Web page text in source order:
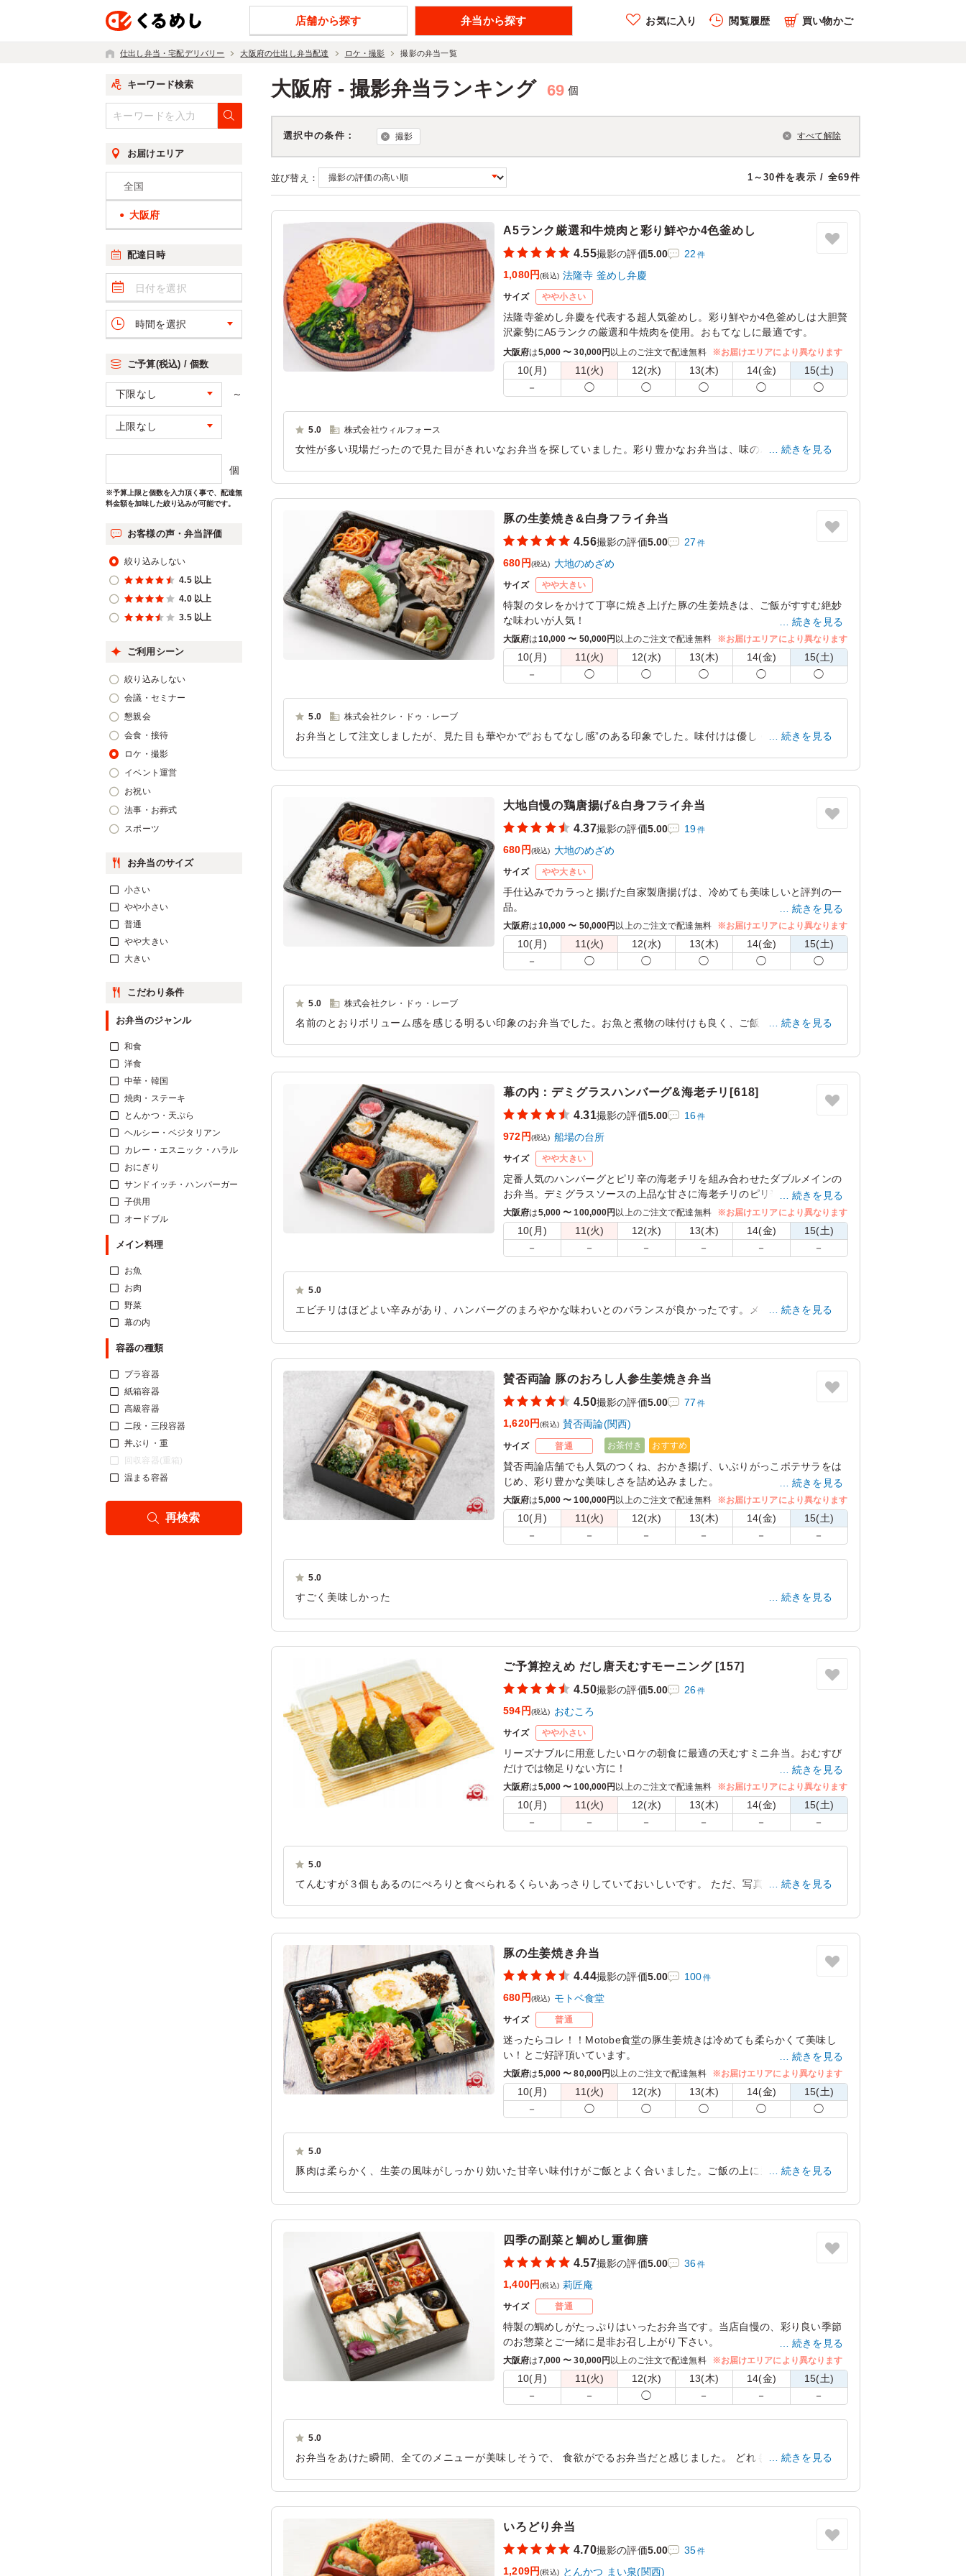
店舗から探す 弁当から探す お気に入り 閲覧履歴 買い物かご
仕出し弁当・宅配デリバリー 大阪府の仕出し弁当配達 ロケ・撮影 撮影の弁当一覧
大阪府 - 撮影弁当ランキング 69 個
選択中の条件： 撮影 すべて解除
並び替え： 1～30件を表示 / 全69件
A5ランク厳選和牛焼肉と彩り鮮やか4色釜めし
4.55撮影の評価5.00 22 件
1,080円(税込) 法隆寺 釜めし弁慶
サイズ やや小さい
法隆寺釜めし弁慶を代表する超人気釜めし。彩り鮮やか4色釜めしは大胆贅
沢豪勢にA5ランクの厳選和牛焼肉を使用。おもてなしに最適です。
大阪府は5,000 〜 30,000円 以上のご注文で配達無料 ※お届けエリアにより異なります
10(月) 11(火) 12(水) 13(木) 14(金) 15(土)
－ ◯ ◯ ◯ ◯ ◯
5.0 株式会社ウィルフォース
女性が多い現場だったので見た目がきれいなお弁当を探していました。彩り豊かなお弁当は、味のバランスが絶妙
後まで美味しくいただけました。
続きを見る
豚の生姜焼き&白身フライ弁当
4.56撮影の評価5.00 27 件
680円(税込) 大地のめざめ
サイズ やや大きい
特製のタレをかけて丁寧に焼き上げた豚の生姜焼きは、ご飯がすすむ絶妙
な味わいが人気！
ちょこっと揚げ物も楽しめる、大地のめざめならではのお弁当です。
続きを見る
大阪府は10,000 〜 50,000円 以上のご注文で配達無料 ※お届けエリアにより異なります
10(月) 11(火) 12(水) 13(木) 14(金) 15(土)
－ ◯ ◯ ◯ ◯ ◯
5.0 株式会社クレ・ドゥ・レーブ
お弁当として注文しましたが、見た目も華やかで“おもてなし感”のある印象でした。味付けは優しく、冷めてもお
続きを見る
大地自慢の鶏唐揚げ&白身フライ弁当
4.37撮影の評価5.00 19件
680円(税込) 大地のめざめ
サイズ やや大きい
手仕込みでカラっと揚げた自家製唐揚げは、冷めても美味しいと評判の一
品。
たっぷりの手作りおかずとご飯をお楽しみ下さい。
続きを見る
大阪府は10,000 〜 50,000円 以上のご注文で配達無料 ※お届けエリアにより異なります
10(月) 11(火) 12(水) 13(木) 14(金) 15(土)
－ ◯ ◯ ◯ ◯ ◯
5.0 株式会社クレ・ドゥ・レーブ
名前のとおりボリューム感を感じる明るい印象のお弁当でした。お魚と煮物の味付けも良く、ご飯もふっくらして
続きを見る
幕の内：デミグラスハンバーグ&海老チリ[618]
4.31撮影の評価5.00 16件
972円(税込) 船場の台所
サイズ やや大きい
定番人気のハンバーグとピリ辛の海老チリを組み合わせたダブルメインの
お弁当。デミグラスソースの上品な甘さに海老チリのピリ辛味がアクセン
トに。
続きを見る
大阪府は5,000 〜 100,000円 以上のご注文で配達無料 ※お届けエリアにより異なります
10(月) 11(火) 12(水) 13(木) 14(金) 15(土)
－ － － － － －
5.0
エビチリはほどよい辛みがあり、ハンバーグのまろやかな味わいとのバランスが良かったです。メインが2種類入
にも華やかで満足度の高いお弁当でした。
続きを見る
賛否両論 豚のおろし人参生姜焼き弁当
4.50撮影の評価5.00 77 件
1,620円(税込) 賛否両論(関西)
サイズ 普通 お茶付き おすすめ
賛否両論店舗でも人気のつくね、おかき揚げ、いぶりがっこポテサラをは
じめ、彩り豊かな美味しさを詰め込みました。
みんな大好き生姜焼きを、おろしにんじんでちょっとおめかし。お肉だけ
どあっさりお召し上がりいただける、新感覚の生姜焼きです。
続きを見る
大阪府は5,000 〜 100,000円 以上のご注文で配達無料 ※お届けエリアにより異なります
10(月) 11(火) 12(水) 13(木) 14(金) 15(土)
－ － － － － －
5.0
すごく美味しかった
ご利用シーン：ロケ・撮影›撮影 大阪府大阪市西淀川区御幣島2024/08/12
続きを見る
ご予算控えめ だし唐天むすモーニング [157]
4.50撮影の評価5.00 26件
594円(税込) おむころ
サイズ やや小さい
リーズナブルに用意したいロケの朝食に最適の天むすミニ弁当。おむすび
だけでは物足りない方に！
大量注文・急な注文や数量変更対応可能！
続きを見る
大阪府は5,000 〜 100,000円 以上のご注文で配達無料 ※お届けエリアにより異なります
10(月) 11(火) 12(水) 13(木) 14(金) 15(土)
－ － － － － －
5.0
てんむすが３個もあるのにぺろりと食べられるくらいあっさりしていておいしいです。 ただ、写真にのっている
続きを見る
豚の生姜焼き弁当
4.44撮影の評価5.00 100件
680円(税込) モトベ食堂
サイズ 普通
迷ったらコレ！！Motobe食堂の豚生姜焼きは冷めても柔らかくて美味し
い！とご好評頂いています。
豚肉を生姜がアクセントとなっている甘辛いタレにからめて焼く生姜焼き
は、ご飯にもよく合う人気のおかずです。種類豊富な副菜と一緒にお楽し
みください。
※夏季や時期、気候により食の安全を考慮し、傷みやすい食材を別の内容
続きを見る
大阪府は5,000 〜 80,000円 以上のご注文で配達無料 ※お届けエリアにより異なります
10(月) 11(火) 12(水) 13(木) 14(金) 15(土)
－ ◯ ◯ ◯ ◯ ◯
5.0
豚肉は柔らかく、生姜の風味がしっかり効いた甘辛い味付けがご飯とよく合いました。ご飯の上に乗っていた卵焼
です。
続きを見る
四季の副菜と鯛めし重御膳
4.57撮影の評価5.00 36件
1,400円(税込) 莉匠庵
サイズ 普通
特製の鯛めしがたっぷりはいったお弁当です。当店自慢の、彩り良い季節
のお惣菜とご一緒に是非お召し上がり下さい。
※一部画像と異なります。
続きを見る
大阪府は7,000 〜 30,000円 以上のご注文で配達無料 ※お届けエリアにより異なります
10(月) 11(火) 12(水) 13(木) 14(金) 15(土)
－ － ◯ － － －
5.0
お弁当をあけた瞬間、全てのメニューが美味しそうで、 食欲がでるお弁当だと感じました。 どれも美味しそうで
おります。
続きを見る
いろどり弁当
4.70撮影の評価5.00 35件
1,209円(税込) とんかつ まい泉(関西)
キーワード検索
お届けエリア
全国
大阪府
配達日時
時間を選択
ご予算(税込) / 個数
～
個
※予算上限と個数を入力頂く事で、配達無
料金額を加味した絞り込みが可能です。
お客様の声・弁当評価
絞り込みしない
4.5 以上
4.0 以上
3.5 以上
ご利用シーン
絞り込みしない
会議・セミナー
懇親会
会食・接待
ロケ・撮影
イベント運営
お祝い
法事・お葬式
スポーツ
お弁当のサイズ
小さい
やや小さい
普通
やや大きい
大きい
こだわり条件
お弁当のジャンル
和食
洋食
中華・韓国
焼肉・ステーキ
とんかつ・天ぷら
ヘルシー・ベジタリアン
カレー・エスニック・ハラル
おにぎり
サンドイッチ・ハンバーガー
子供用
オードブル
メイン料理
お魚
お肉
野菜
幕の内
容器の種類
プラ容器
紙箱容器
高級容器
二段・三段容器
丼ぶり・重
回収容器(重箱)
温まる容器
再検索